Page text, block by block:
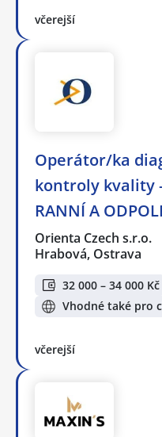
včerejší
Operátor/ka
kontroly kvality
RANNÍ A
Orienta Czech s.r.o.
Hrabová, Ostrava
32 000 – 34 000 Kč
Vhodné také pro
včerejší